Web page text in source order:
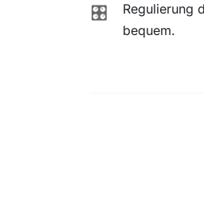
🎛️
Regulierung
bequem.